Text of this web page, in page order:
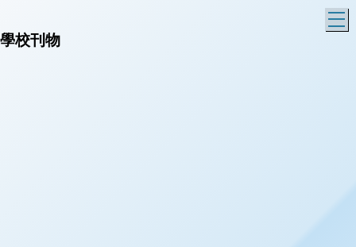
學校刊物